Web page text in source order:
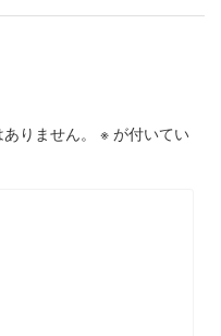
りません。 ※ が付いてい